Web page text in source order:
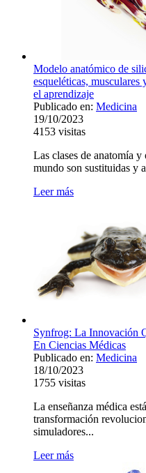
Modelo anatómico de
esqueléticas, musculares
el aprendizaje
Publicado en: Medicina
19/10/2023
4153 visitas
Las clases de anatomía
mundo son sustituidas y
Leer más
Synfrog: La Innovación
En Ciencias Médicas
Publicado en: Medicina
18/10/2023
1755 visitas
La enseñanza médica
transformación
simuladores...
Leer más